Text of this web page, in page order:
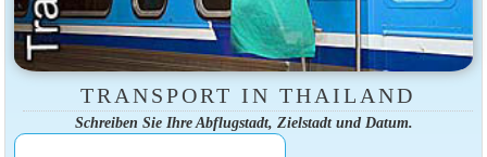
TRANSPORT IN THAILAND
Schreiben Sie Ihre Abflugstadt, Zielstadt und Datum.